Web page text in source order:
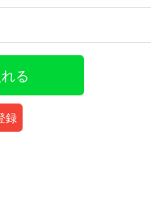
る
録